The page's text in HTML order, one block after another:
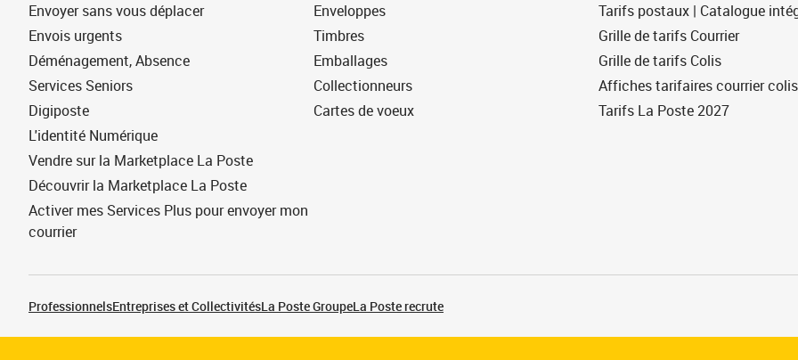
Envoyer sans vous déplacer
Envois urgents
Déménagement, Absence
Services Seniors
Digiposte
L'identité Numérique
Vendre sur la Marketplace La Poste
Découvrir la Marketplace La Poste
Activer mes Services Plus pour envoyer mon
courrier
Enveloppes
Timbres
Emballages
Collectionneurs
Cartes de voeux
Tarifs postaux | Catalogue
Grille de tarifs Courrier
Grille de tarifs Colis
Affiches tarifaires courrier colis
Tarifs La Poste 2027
ProfessionnelsEntreprises et CollectivitésLa Poste GroupeLa Poste recrute